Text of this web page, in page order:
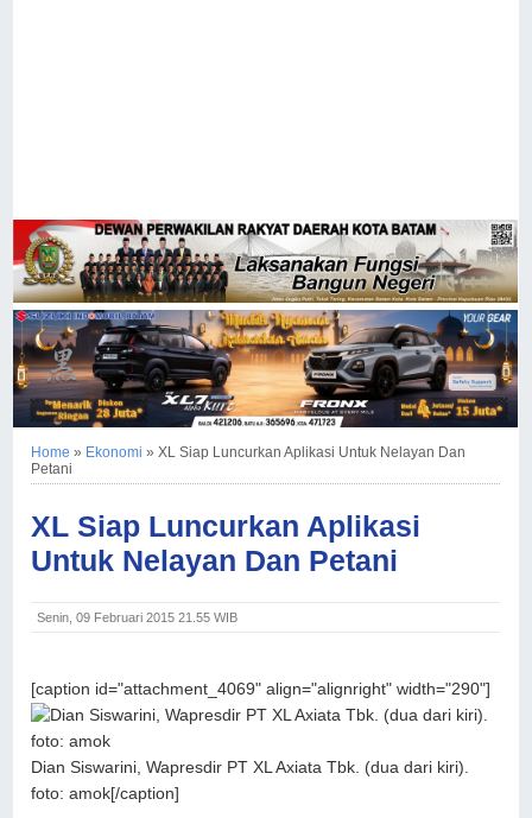
Home » Ekonomi »XL Siap Luncurkan Aplikasi Untuk Nelayan Dan
Petani
XL Siap Luncurkan Aplikasi
Untuk Nelayan Dan Petani
Senin, 09 Februari 2015 21.55 WIB
[caption id="attachment_4069" align="alignright" width="290"]
Dian Siswarini, Wapresdir PT XL Axiata Tbk. (dua dari kiri).
foto: amok[/caption]